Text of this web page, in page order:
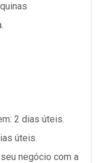
2 dias úteis.
úteis.
negócio com a